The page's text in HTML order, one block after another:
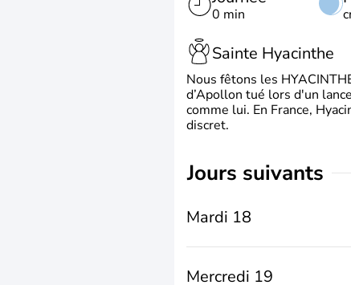
0 min
Sainte Hyacinthe
Nous fêtons les
d’Apollon tué lors d'un
comme lui. En France,
discret.
jours suivants
Mardi 18
Mercredi 19